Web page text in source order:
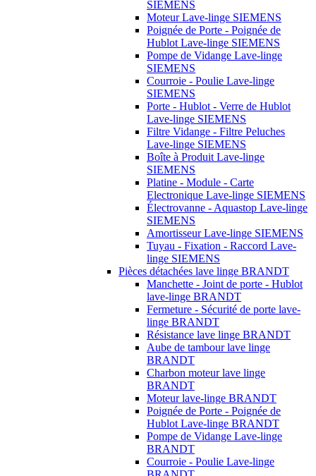
SIEMENS
Moteur Lave-linge SIEMENS
Poignée de Porte - Poignée de
Hublot Lave-linge SIEMENS
Pompe de Vidange Lave-linge
SIEMENS
Courroie - Poulie Lave-linge
SIEMENS
Porte - Hublot - Verre de Hublot
Lave-linge SIEMENS
Filtre Vidange - Filtre Peluches
Lave-linge SIEMENS
Boîte à Produit Lave-linge
SIEMENS
Platine - Module - Carte
Electronique Lave-linge SIEMENS
Électrovanne - Aquastop Lave-linge
SIEMENS
Amortisseur Lave-linge SIEMENS
Tuyau - Fixation - Raccord Lave-
linge SIEMENS
Pièces détachées lave linge BRANDT
Manchette - Joint de porte - Hublot
lave-linge BRANDT
Fermeture - Sécurité de porte lave-
linge BRANDT
Résistance lave linge BRANDT
Aube de tambour lave linge
BRANDT
Charbon moteur lave linge
BRANDT
Moteur lave-linge BRANDT
Poignée de Porte - Poignée de
Hublot Lave-linge BRANDT
Pompe de Vidange Lave-linge
BRANDT
Courroie - Poulie Lave-linge